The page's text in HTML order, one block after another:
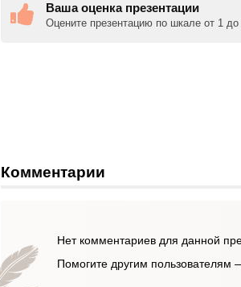
Ваша оценка презентации
Оцените презентацию по шкале от 1
Комментарии
Нет комментариев для данной
Помогите другим пользователям